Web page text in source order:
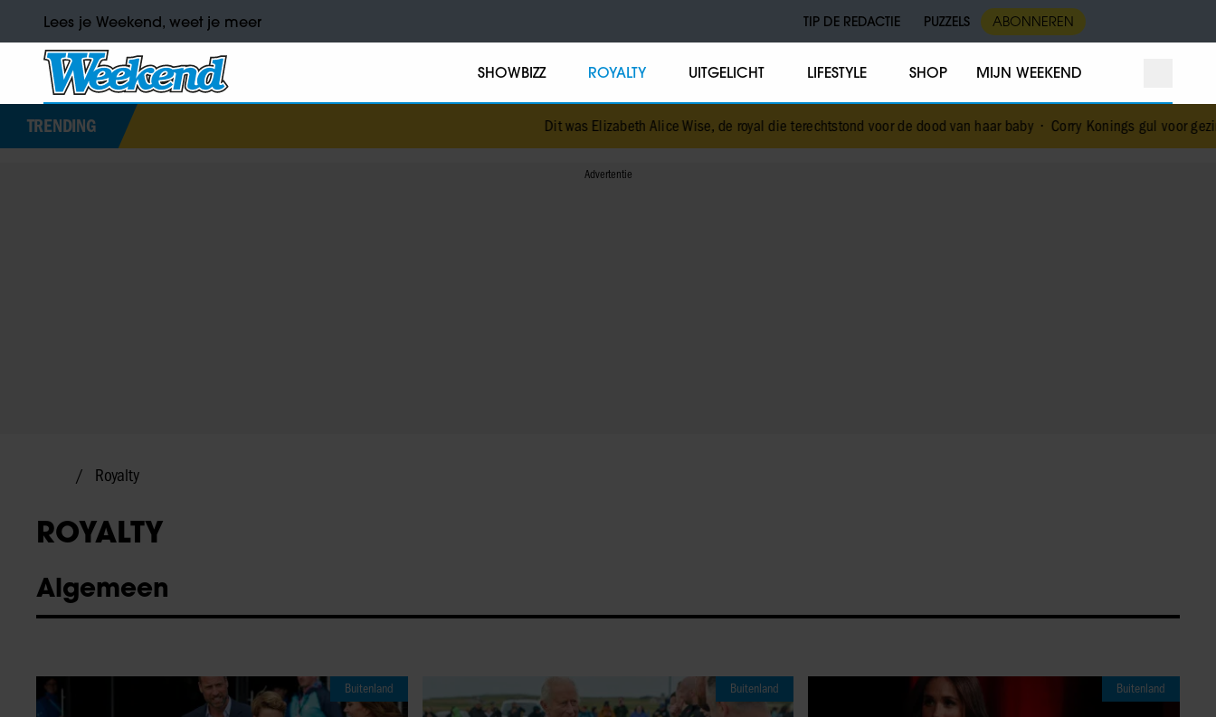
Lees je Weekend, weet je meer TIP DE REDACTIE PUZZELS ABONNEREN
SHOWBIZZ ROYALTY UITGELICHT LIFESTYLE SHOP MIJN WEEKEND
TRENDING Dit was Elizabeth Alice Wise, de royal die terechtstond voor de dood van haar baby• Corry Konings gul voor gezin: ‘Meer voor
Royalty
ROYALTY
Algemeen
Buitenland Buitenland Buitenland